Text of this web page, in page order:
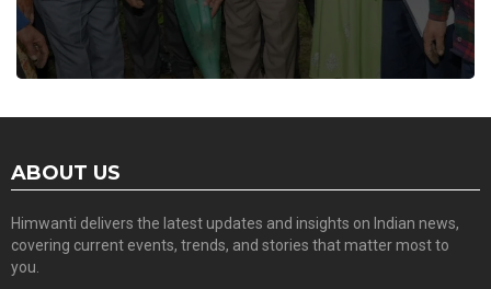
ABOUT US
Himwanti delivers the latest updates and insights on Indian news,
covering current events, trends, and stories that matter most to
you.